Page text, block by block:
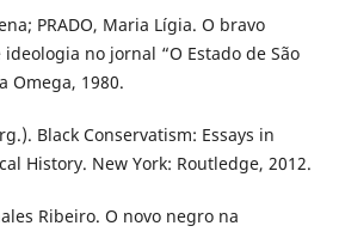
PRADO, Maria Lígia. O bravo
no jornal “O Estado de São
Omega, 1980.
Black Conservatism: Essays in
History. New York: Routledge, 2012.
Ribeiro. O novo negro na